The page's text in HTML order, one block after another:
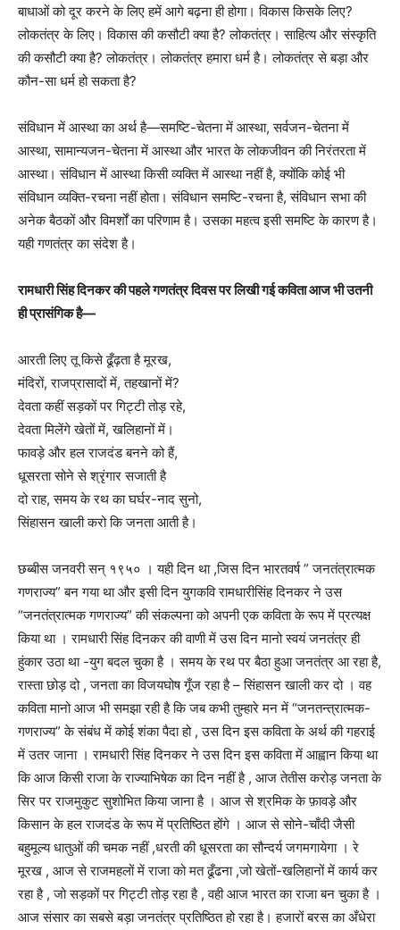
बाधाओं को दूर करने के लिए हमें आगे बढ़ना ही होगा। विकास किसके लिए?
लोकतंत्र के लिए। विकास की कसौटी क्या है? लोकतंत्र। साहित्य और संस्कृति
की कसौटी क्या है? लोकतंत्र। लोकतंत्र हमारा धर्म है। लोकतंत्र से बड़ा और
कौन-सा धर्म हो सकता है?
संविधान में आस्था का अर्थ है—समष्टि-चेतना में आस्था, सर्वजन-चेतना में
आस्था, सामान्यजन-चेतना में आस्था और भारत के लोकजीवन की निरंतरता में
आस्था। संविधान में आस्था किसी व्यक्ति में आस्था नहीं है, क्योंकि कोई भी
संविधान व्यक्ति-रचना नहीं होता। संविधान समष्टि-रचना है, संविधान सभा की
अनेक बैठकों और विमर्शों का परिणाम है। उसका महत्व इसी समष्टि के कारण है।
यही गणतंत्र का संदेश है।
रामधारी सिंह दिनकर की पहले गणतंत्र दिवस पर लिखी गई कविता आज भी उतनी
ही प्रासंगिक है—
आरती लिए तू किसे ढूँढ़ता है मूरख,
मंदिरों, राजप्रासादों में, तहखानों में?
देवता कहीं सड़कों पर गिट्टी तोड़ रहे,
देवता मिलेंगे खेतों में, खलिहानों में।
फावड़े और हल राजदंड बनने को हैं,
धूसरता सोने से श्रृंगार सजाती है
दो राह, समय के रथ का घर्घर-नाद सुनो,
सिंहासन खाली करो कि जनता आती है।
छब्बीस जनवरी सन्‌ १९५० । यही दिन था ,जिस दिन भारतवर्ष ” जनतंत्रात्मक
गणराज्य” बन गया था और इसी दिन युगकवि रामधारीसिंह दिनकर ने उस
“जनतंत्रात्मक गणराज्य” की संकल्पना को अपनी एक कविता के रूप में प्रत्यक्ष
किया था । रामधारी सिंह दिनकर की वाणी में उस दिन मानो स्वयं जनतंत्र ही
हुंकार उठा था -युग बदल चुका है । समय के रथ पर बैठा हुआ जनतंत्र आ रहा है,
रास्ता छोड़ दो , जनता का विजयघोष गूँज रहा है – सिंहासन खाली कर दो । वह
कविता मानो आज भी समझा रही है कि जब कभी तुम्हारे मन में “जनतन्त्रात्मक-
गणराज्य” के संबंध में कोई शंका पैदा हो , उस दिन इस कविता के अर्थ की गहराई
में उतर जाना । रामधारी सिंह दिनकर ने उस दिन इस कविता में आह्वान किया था
कि आज किसी राजा के राज्याभिषेक का दिन नहीं है , आज तेतीस करोड़ जनता के
सिर पर राजमुकुट सुशोभित किया जाना है । आज से श्रमिक के फ़ावड़े और
किसान के हल राजदंड के रूप में प्रतिष्ठित होंगे । आज से सोने-चाँदी जैसी
बहुमूल्य धातुओं की चमक नहीं ,धरती की धूसरता का सौन्दर्य जगमगायेगा । रे
मूरख , आज से राजमहलों में राजा को मत ढूँढना ,जो खेतों-खलिहानों में कार्य कर
रहा है , जो सड़कों पर गिट्टी तोड़ रहा है , वही आज भारत का राजा बन चुका है ।
आज संसार का सबसे बड़ा जनतंत्र प्रतिष्ठित हो रहा है। हजारों बरस का अँधेरा